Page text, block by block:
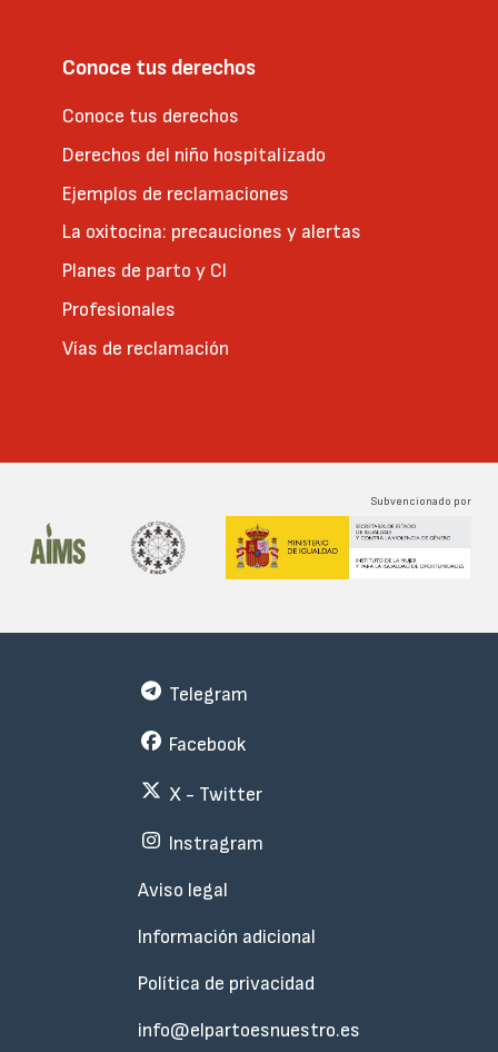
Conoce tus derechos
Conoce tus derechos
Derechos del niño hospitalizado
Ejemplos de reclamaciones
La oxitocina: precauciones y alertas
Planes de parto y CI
Profesionales
Vías de reclamación
Subvencionado por
Subfooter
Telegram
Facebook
X - Twitter
Instragram
Aviso legal
Información adicional
Política de privacidad
info@elpartoesnuestro.es